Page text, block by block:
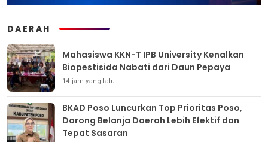
DAERAH
Mahasiswa KKN-T IPB University Kenalkan
Biopestisida Nabati dari Daun Pepaya
14 jam yang lalu
BKAD Poso Luncurkan Top Prioritas Poso,
Dorong Belanja Daerah Lebih Efektif dan
Tepat Sasaran